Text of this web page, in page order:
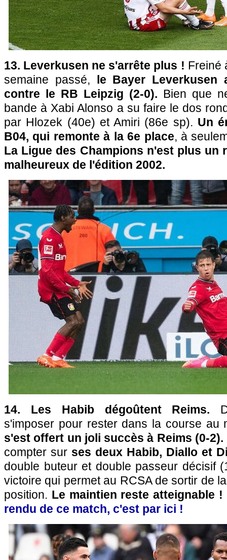
13. Leverkusen ne s'arrête plus ! Freiné
semaine passé, le Bayer Leverkusen
contre le RB Leipzig (2-0). Bien que
bande à Xabi Alonso a su faire le dos
par Hlozek (40e) et Amiri (86e sp). Un
B04, qui remonte à la 6e place, à
La Ligue des Champions n'est plus un
malheureux de l'édition 2002.
14. Les Habib dégoûtent Reims.
s'imposer pour rester dans la course au
s'est offert un joli succès à Reims (0-2).
compter sur ses deux Habib, Diallo et
double buteur et double passeur décisif
victoire qui permet au RCSA de sortir de
position. Le maintien reste atteignable !
rendu de ce match, c'est par ici !